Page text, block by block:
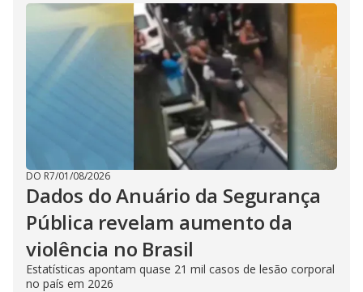
DO R7/01/08/2026
Dados do Anuário da Segurança
Pública revelam aumento da
violência no Brasil
Estatísticas apontam quase 21 mil casos de lesão corporal
no país em 2026